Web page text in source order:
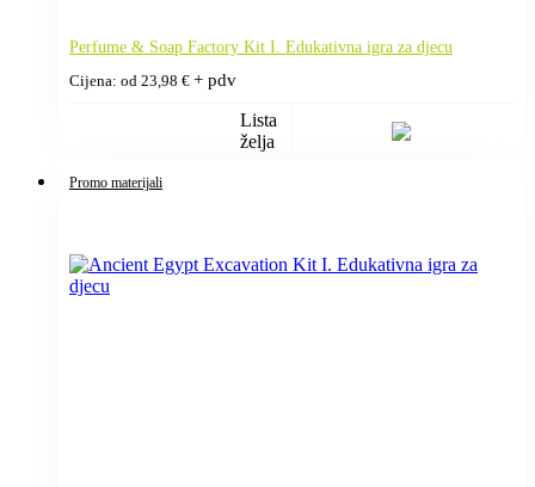
Perfume & Soap Factory Kit I. Edukativna igra za djecu
Cijena: od 23,98 € + pdv
Lista
želja
Promo materijali